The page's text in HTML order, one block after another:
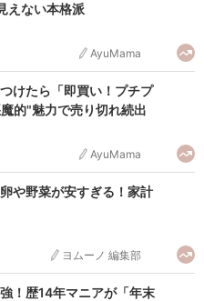
えない本格派
AyuMama
けたら「即買い！プチプ
的"魅力で売り切れ続出
AyuMama
や野菜が安すぎる！家計
ヨムーノ 編集部
！歴14年マニアが「年末